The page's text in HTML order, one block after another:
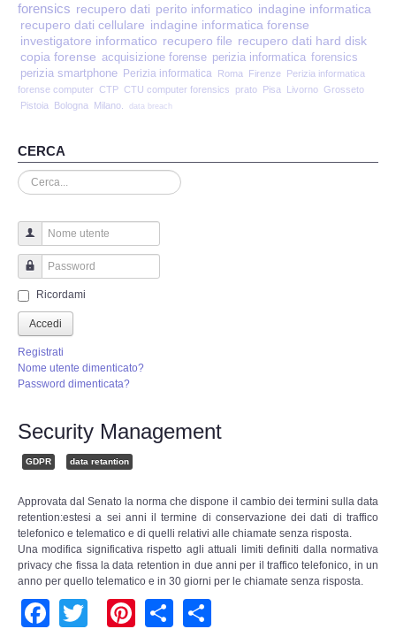
Perizia Centralini PBX e VOIP
Perizia Estimo
Perizia Documento informatico
Perizia Cloud
Perizia E-mail
Perizia Truffa Banca e Online
Perizia Dash Cam
Perizia software spia
Perizia Controllo lavoratori
Perizia DVR
Perizia IoT e IIoT
Perizia Ransomware Malware
Perizia Incidente Stradale
forensics recupero dati perito informatico indagine informatica
recupero dati cellulare indagine informatica forense
investigatore informatico recupero file recupero dati hard disk
copia forense acquisizione forense perizia informatica forensics
perizia smartphone Perizia informatica Roma Firenze Perizia informatica
forense computer CTP CTU computer forensics prato Pisa Livorno Grosseto
Pistoia
Bologna Milano. data breach
CERCA
Cerca...
Nome utente
Password
Ricordami
Accedi
Registrati
Nome utente dimenticato?
Password dimenticata?
Security Management
GDPR data retantion
Approvata dal Senato la norma che dispone il cambio dei termini sulla data
retention:estesi a sei anni il termine di conservazione dei dati di traffico
telefonico e telematico e di quelli relativi alle chiamate senza risposta.
Una modifica significativa rispetto agli attuali limiti definiti dalla normativa
privacy che fissa la data retention in due anni per il traffico telefonico, in un
anno per quello telematico e in 30 giorni per le chiamate senza risposta.
Facebook
TwitterPinterest
Share